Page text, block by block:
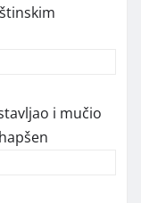
i mučio